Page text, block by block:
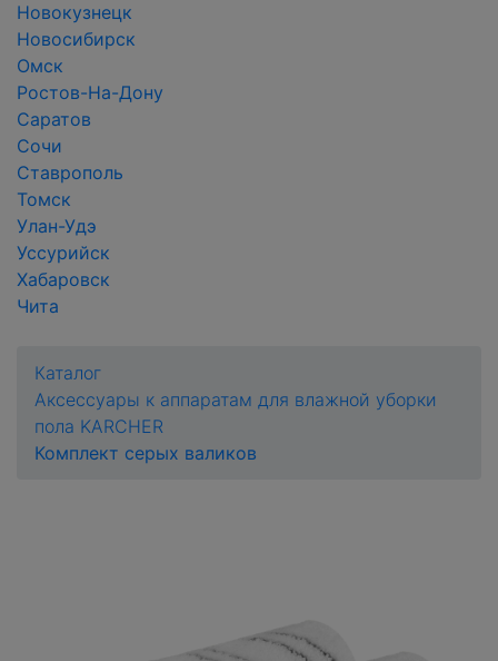
Новокузнецк
Новосибирск
Омск
Ростов-На-Дону
Саратов
Сочи
Ставрополь
Томск
Улан-Удэ
Уссурийск
Хабаровск
Чита
Каталог
Аксессуары к аппаратам для влажной уборки
пола KARCHER
Комплект серых валиков